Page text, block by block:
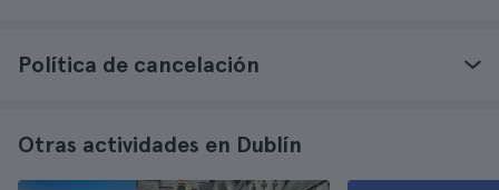
Política de cancelación
Otras actividades en Dublín